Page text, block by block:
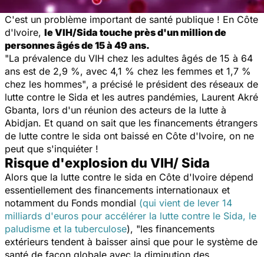
C'est un problème important de santé publique ! En Côte
d'Ivoire, le VIH/Sida touche près d'un million de
personnes âgés de 15 à 49 ans.
"La prévalence du VIH chez les adultes âgés de 15 à 64
ans est de 2,9 %, avec 4,1 % chez les femmes et 1,7 %
chez les hommes", a précisé le président des réseaux de
lutte contre le Sida et les autres pandémies, Laurent Akré
Gbanta, lors d'un réunion des acteurs de la lutte à
Abidjan. Et quand on sait que les financements étrangers
de lutte contre le sida ont baissé en Côte d'Ivoire, on ne
peut que s'inquiéter !
Risque d'explosion du VIH/ Sida
Alors que la lutte contre le sida en Côte d'Ivoire dépend
essentiellement des financements internationaux et
notamment du Fonds mondial (qui vient de lever 14
milliards d'euros pour accélérer la lutte contre le Sida, le
paludisme et la tuberculose), "les financements
extérieurs tendent à baisser ainsi que pour le système de
santé de façon globale avec la diminution des